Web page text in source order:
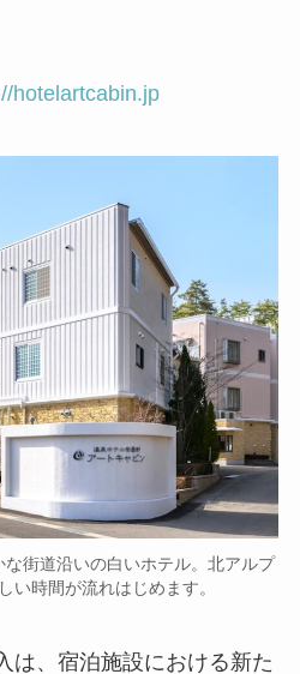
hotelartcabin.jp
街道沿いの白いホテル。北アルプ
い時間が流れはじめます。
は、宿泊施設における新た